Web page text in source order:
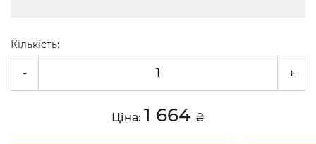
Кількість:
- +
Ціна: 1 664 ₴